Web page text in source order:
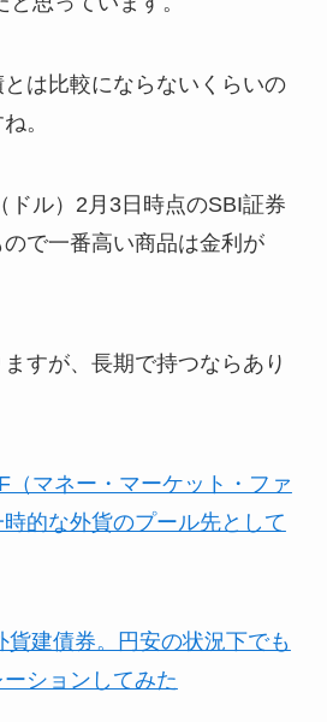
は比較にならないくらいの
。
ドル）2月3日時点のSBI証券
で一番高い商品は金利が
すが、長期で持つならあり
（マネー・マーケット・ファ
的な外貨のプール先として
貨建債券。円安の状況下でも
ションしてみた